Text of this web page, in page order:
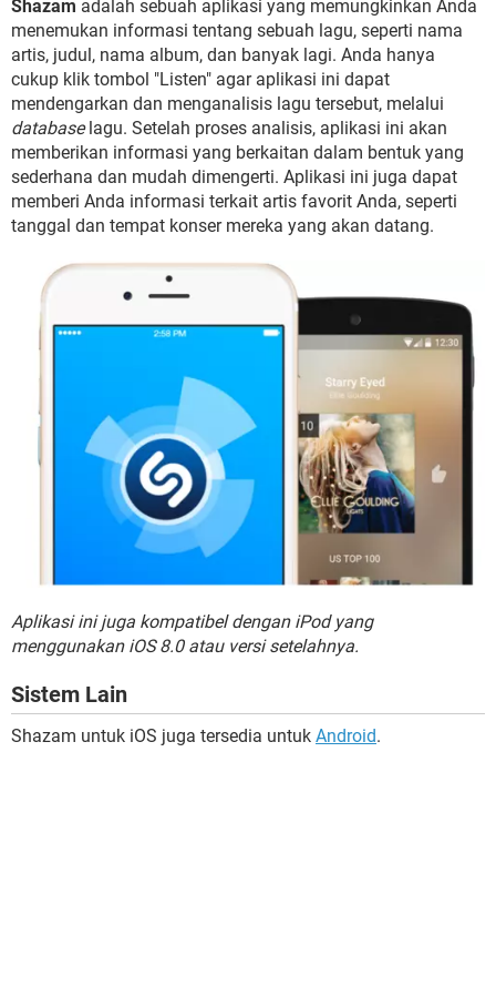
Shazam adalah sebuah aplikasi yang memungkinkan Anda
menemukan informasi tentang sebuah lagu, seperti nama
artis, judul, nama album, dan banyak lagi. Anda hanya
cukup klik tombol "Listen" agar aplikasi ini dapat
mendengarkan dan menganalisis lagu tersebut, melalui
databaselagu. Setelah proses analisis, aplikasi ini akan
memberikan informasi yang berkaitan dalam bentuk yang
sederhana dan mudah dimengerti. Aplikasi ini juga dapat
memberi Anda informasi terkait artis favorit Anda, seperti
tanggal dan tempat konser mereka yang akan datang.
Aplikasi ini juga kompatibel dengan iPod yang
menggunakan iOS 8.0 atau versi setelahnya.
Sistem Lain
Shazam untuk iOS juga tersedia untuk Android.